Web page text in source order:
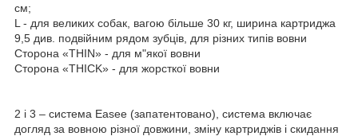
см;
L - для великих собак, вагою більше 30 кг, ширина картриджа
9,5 див. подвійним рядом зубців, для різних типів вовни
Сторона «THIN» - для м"якої вовни
Сторона «THICK» - для жорсткої вовни
2 і 3 – система Easee (запатентовано), система включає
догляд за вовною різної довжини, зміну картриджів і скидання